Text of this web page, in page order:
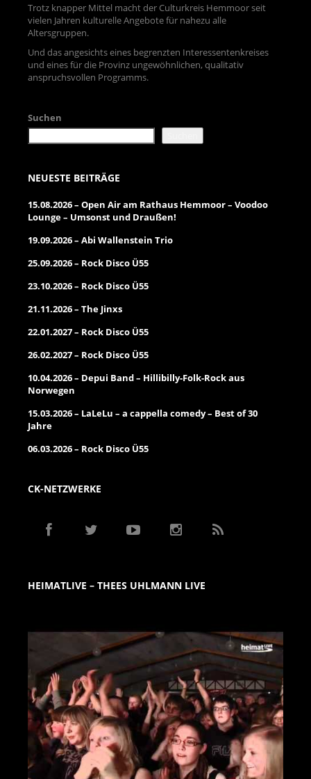
Trotz knapper Mittel macht der Culturkreis Hemmoor seit
vielen Jahren kulturelle Angebote für nahezu alle
Altersgruppen.
Und das angesichts eines begrenzten Interessentenkreises
und eines für die Provinz ungewöhnlichen, qualitativ
anspruchsvollen Programms.
Suchen
NEUESTE BEITRÄGE
15.08.2026 – Open Air am Rathaus Hemmoor – Voodoo
Lounge – Umsonst und Draußen!
19.09.2026 – Abi Wallenstein Trio
25.09.2026 – Rock Disco Ü55
23.10.2026 – Rock Disco Ü55
21.11.2026 – The Jinxs
22.01.2027 – Rock Disco Ü55
26.02.2027 – Rock Disco Ü55
10.04.2026 – Depui Band – Hillibilly-Folk-Rock aus
Norwegen
15.03.2026 – LaLeLu – a cappella comedy – Best of 30
Jahre
06.03.2026 – Rock Disco Ü55
CK-NETZWERKE
HEIMATLIVE – THEES UHLMANN LIVE